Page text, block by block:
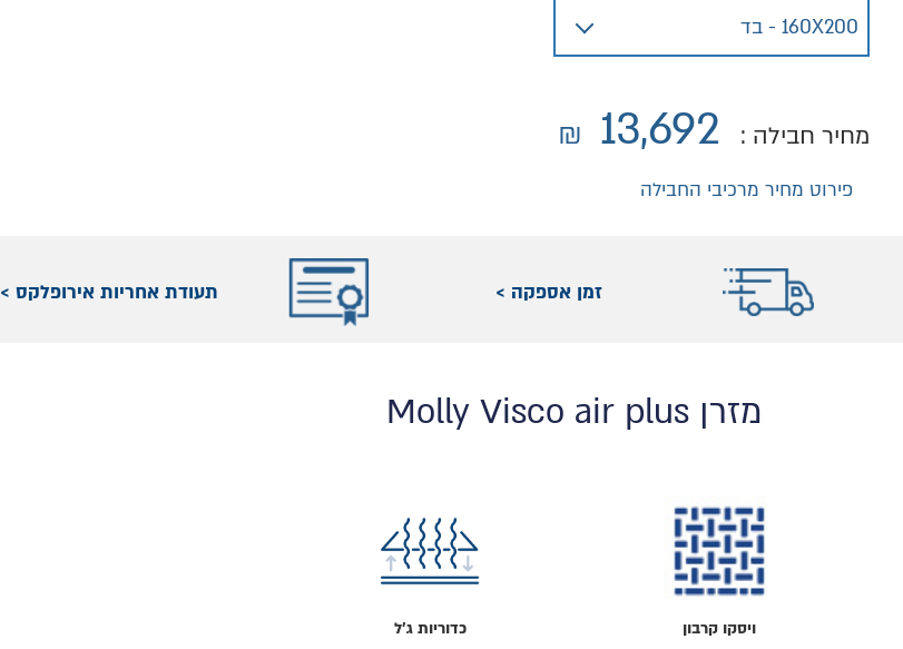
מחיר חבילה : 13,692
₪
פירוט מחיר מרכיבי החבילה
זמן אספקה > תעודת אחריות אירופלקס >
מזרן Molly Visco air plus
ויסקו קרבון
כדוריות ג׳ל